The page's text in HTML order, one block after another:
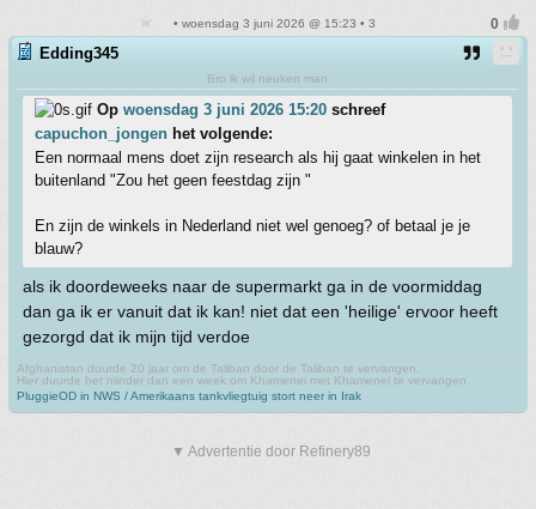
• woensdag 3 juni 2026 @ 15:23 • 3
Edding345
Bro ik wil neuken man
Op woensdag 3 juni 2026 15:20 schreef
capuchon_jongen het volgende:
Een normaal mens doet zijn research als hij gaat winkelen in het
buitenland "Zou het geen feestdag zijn "
En zijn de winkels in Nederland niet wel genoeg? of betaal je je
blauw?
als ik doordeweeks naar de supermarkt ga in de voormiddag
dan ga ik er vanuit dat ik kan! niet dat een 'heilige' ervoor heeft
gezorgd dat ik mijn tijd verdoe
Afghanistan duurde 20 jaar om de Taliban door de Taliban te vervangen.
Hier duurde het minder dan een week om Khamenei met Khamenei te vervangen.
PluggieOD in NWS / Amerikaans tankvliegtuig stort neer in Irak
▼ Advertentie door Refinery89